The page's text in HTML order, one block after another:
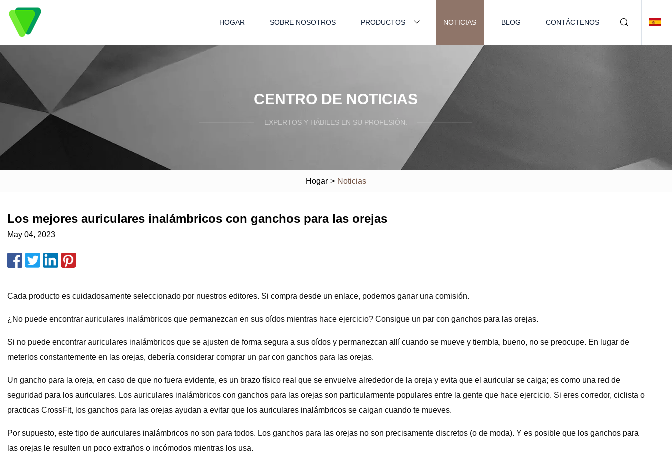
HOGAR SOBRE NOSOTROS PRODUCTOS NOTICIAS BLOG CONTÁCTENOS
CENTRO DE NOTICIAS
EXPERTOS Y HÁBILES EN SU PROFESIÓN.
Hogar > Noticias
Los mejores auriculares inalámbricos con ganchos para las orejas
May 04, 2023
Cada producto es cuidadosamente seleccionado por nuestros editores. Si compra desde un enlace, podemos ganar una comisión.
¿No puede encontrar auriculares inalámbricos que permanezcan en sus oídos mientras hace ejercicio? Consigue un par con ganchos para las orejas.
Si no puede encontrar auriculares inalámbricos que se ajusten de forma segura a sus oídos y permanezcan allí cuando se mueve y tiembla, bueno, no se preocupe. En lugar de
meterlos constantemente en las orejas, debería considerar comprar un par con ganchos para las orejas.
Un gancho para la oreja, en caso de que no fuera evidente, es un brazo físico real que se envuelve alrededor de la oreja y evita que el auricular se caiga; es como una red de
seguridad para los auriculares. Los auriculares inalámbricos con ganchos para las orejas son particularmente populares entre la gente que hace ejercicio. Si eres corredor, ciclista o
practicas CrossFit, los ganchos para las orejas ayudan a evitar que los auriculares inalámbricos se caigan cuando te mueves.
Por supuesto, este tipo de auriculares inalámbricos no son para todos. Los ganchos para las orejas no son precisamente discretos (o de moda). Y es posible que los ganchos para
las orejas le resulten un poco extraños o incómodos mientras los usa.